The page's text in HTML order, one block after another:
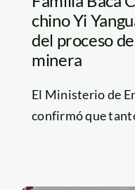
chino Yi
del proceso
minera
El Ministerio de
confirmó que